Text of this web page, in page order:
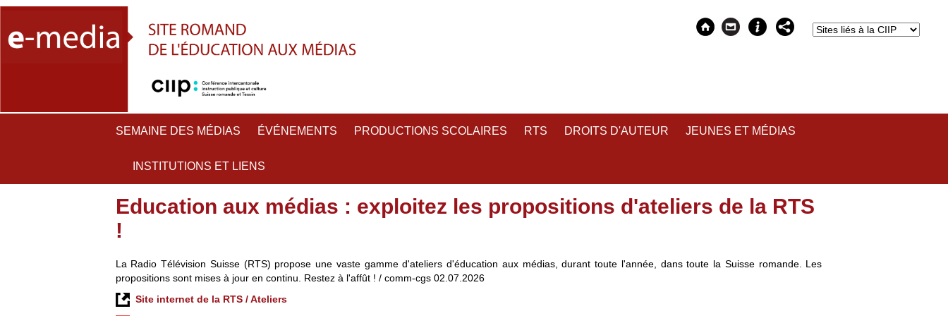
SEMAINE DES MÉDIAS ÉVÉNEMENTS PRODUCTIONS SCOLAIRES RTS DROITS D'AUTEUR JEUNES ET MÉDIAS
INSTITUTIONS ET LIENS
Education aux médias : exploitez les propositions d'ateliers de la RTS
!
La Radio Télévision Suisse (RTS) propose une vaste gamme d'ateliers d'éducation aux médias, durant toute l'année, dans toute la Suisse romande. Les
propositions sont mises à jour en continu. Restez à l'affût ! / comm-cgs 02.07.2026
Site internet de la RTS / Ateliers